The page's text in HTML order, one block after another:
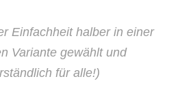
Einfachheit halber in einer
Variante gewählt und
für alle!)